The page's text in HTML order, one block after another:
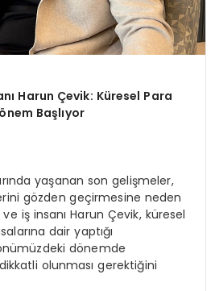
Harun Çevik: Küresel Para
Başlıyor
yaşanan son gelişmeler,
gözden geçirmesine neden
iş insanı Harun Çevik, küresel
dair yaptığı
dönemde
olunması gerektiğini